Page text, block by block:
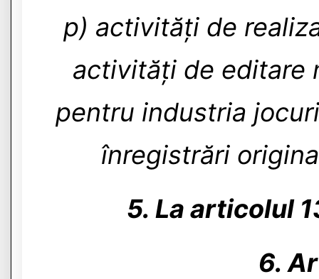
p) activități de
activități de editare
pentru industria
înregistrări
5. La articolul
6.